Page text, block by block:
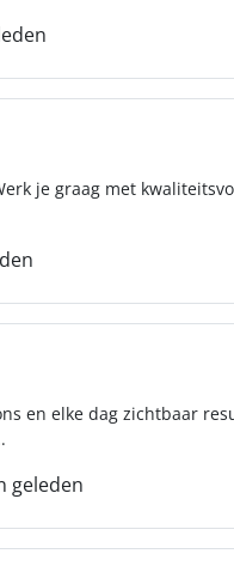
je graag met
en elke dag zichtbaar
geleden